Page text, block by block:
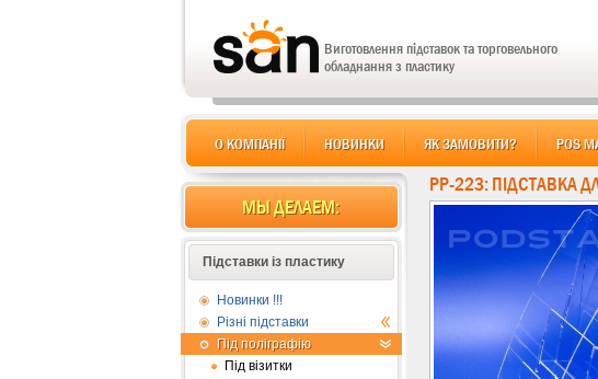
Виготовлення підставок та торговельного
обладнання з пластику
О КОМПАНІЇ НОВИНКИ ЯК ЗАМОВИТИ? POS
МЫ ДЕЛАЕМ:
Підставки із пластику
Новинки !!!
Різні підставки
Під поліграфію
Під візитки
PP-223: ПІДСТАВКА